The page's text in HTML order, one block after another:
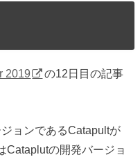
2019
の12日目の記事
ョンであるCatapultが
Cataplutの開発バージョ